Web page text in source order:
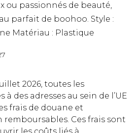
ou passionnés de beauté,
parfait de boohoo. Style :
Matériau : Plastique
2026, toutes les
des adresses au sein de l’UE
frais de douane et
Ces frais sont